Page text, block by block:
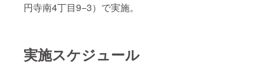
円寺南4丁目9−3）で実施。
実施スケジュール